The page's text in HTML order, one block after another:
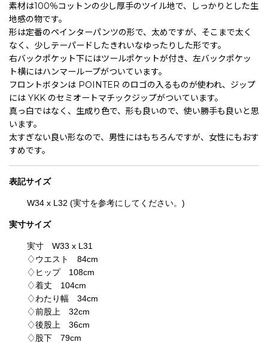
素材は100％コットンの少し厚手のツイル地で、しっかりとした生
地感の物です。
形は定番のペインターパンツの形で、太めですが、そこまで太く
なく、少しテーパードしたきれいなゆったりした形です。
右バックポケット下にはツールポケットが付き、左バックポケッ
ト横にはハンマーループがついています。
フロントボタンは POINTER のロゴの入るものが使われ、ジップ
には YKK のセミオートマチックジップがついています。
真っ白ではなく、生成り色で、形も良いので、使い勝手も良いと思
います。
太すぎない良い形なので、男性にはもちろんですが、女性にもおす
すめです。
表記サイズ
W34 x L32 (実寸を参考にしてください。)
実寸サイズ
実寸 W33 x L31
♢ウエスト 84cm
♢ヒップ 108cm
♢着丈 104cm
♢わたり幅 34cm
♢前股上 32cm
♢後股上 36cm
♢股下 79cm